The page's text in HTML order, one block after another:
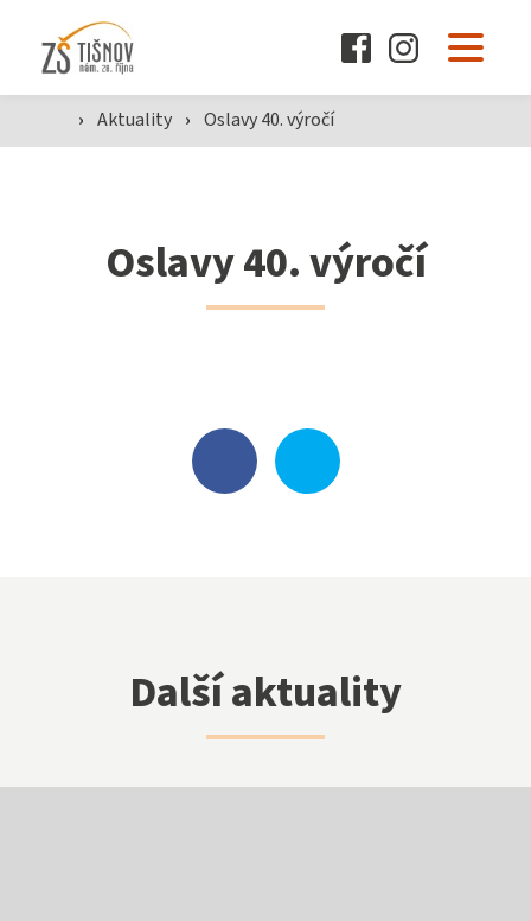
O škole
Pro žáky a rodiče
Dokumenty
Facebook
› Aktuality › Oslavy 40. výročí
Oslavy 40. výročí
Další aktuality